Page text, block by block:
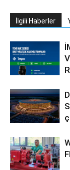
İlgili Haberler